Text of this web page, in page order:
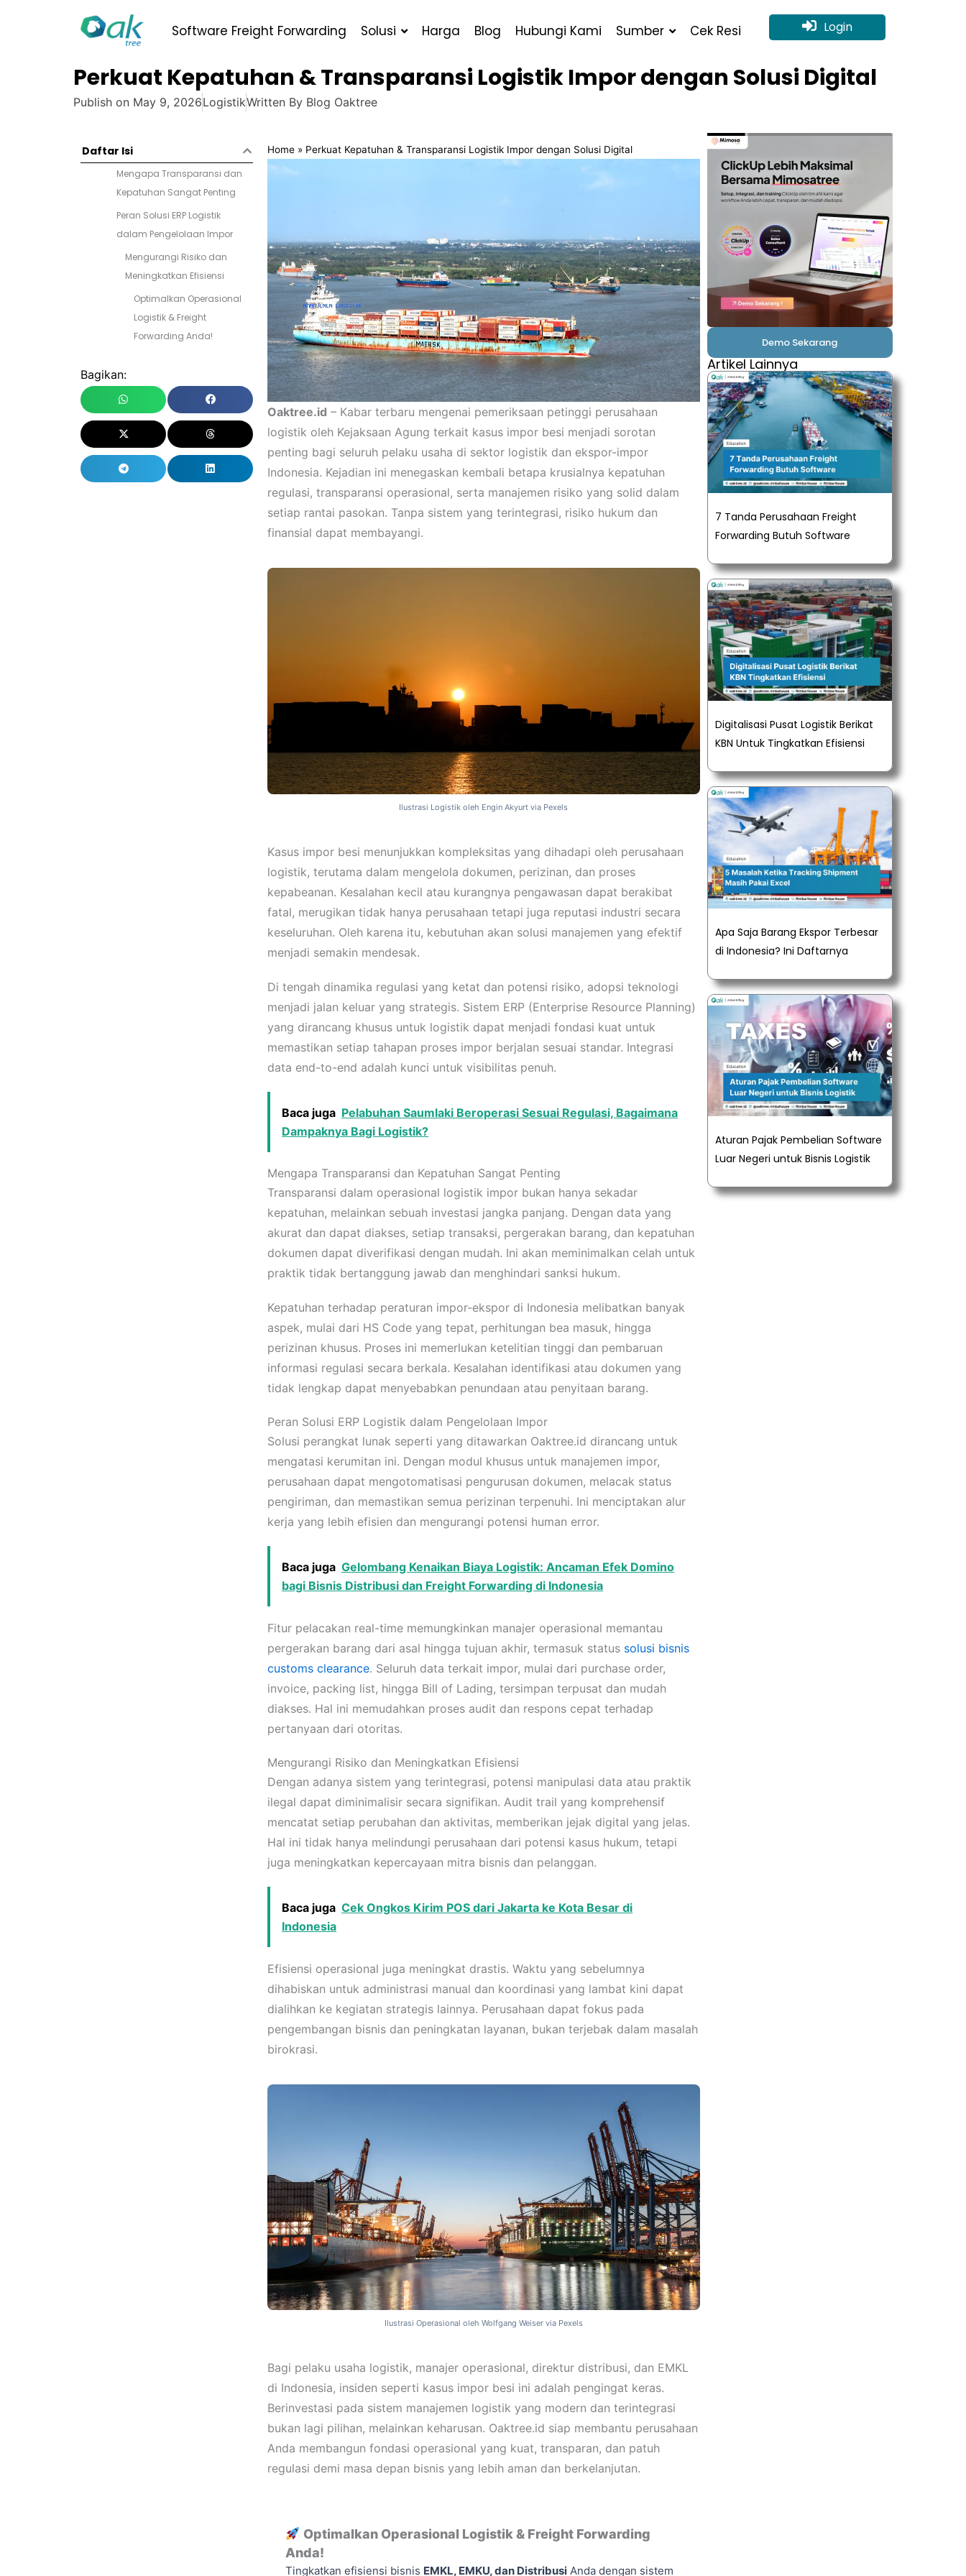
Software Freight Forwarding Solusi Harga Blog Hubungi Kami Sumber Cek Resi Login
Perkuat Kepatuhan & Transparansi Logistik Impor dengan Solusi Digital
Publish on May 9, 2026LogistikWritten By Blog Oaktree
Daftar Isi
Mengapa Transparansi dan
Kepatuhan Sangat Penting
Peran Solusi ERP Logistik
dalam Pengelolaan Impor
Mengurangi Risiko dan
Meningkatkan Efisiensi
Optimalkan Operasional
Logistik & Freight
Forwarding Anda!
Bagikan:
Home » Perkuat Kepatuhan & Transparansi Logistik Impor dengan Solusi Digital
Oaktree.id – Kabar terbaru mengenai pemeriksaan petinggi perusahaan
logistik oleh Kejaksaan Agung terkait kasus impor besi menjadi sorotan
penting bagi seluruh pelaku usaha di sektor logistik dan ekspor-impor
Indonesia. Kejadian ini menegaskan kembali betapa krusialnya kepatuhan
regulasi, transparansi operasional, serta manajemen risiko yang solid dalam
setiap rantai pasokan. Tanpa sistem yang terintegrasi, risiko hukum dan
finansial dapat membayangi.
Ilustrasi Logistik oleh Engin Akyurt via Pexels
Kasus impor besi menunjukkan kompleksitas yang dihadapi oleh perusahaan
logistik, terutama dalam mengelola dokumen, perizinan, dan proses
kepabeanan. Kesalahan kecil atau kurangnya pengawasan dapat berakibat
fatal, merugikan tidak hanya perusahaan tetapi juga reputasi industri secara
keseluruhan. Oleh karena itu, kebutuhan akan solusi manajemen yang efektif
menjadi semakin mendesak.
Di tengah dinamika regulasi yang ketat dan potensi risiko, adopsi teknologi
menjadi jalan keluar yang strategis. Sistem ERP (Enterprise Resource Planning)
yang dirancang khusus untuk logistik dapat menjadi fondasi kuat untuk
memastikan setiap tahapan proses impor berjalan sesuai standar. Integrasi
data end-to-end adalah kunci untuk visibilitas penuh.
Baca juga Pelabuhan Saumlaki Beroperasi Sesuai Regulasi, Bagaimana
Dampaknya Bagi Logistik?
Mengapa Transparansi dan Kepatuhan Sangat Penting
Transparansi dalam operasional logistik impor bukan hanya sekadar
kepatuhan, melainkan sebuah investasi jangka panjang. Dengan data yang
akurat dan dapat diakses, setiap transaksi, pergerakan barang, dan kepatuhan
dokumen dapat diverifikasi dengan mudah. Ini akan meminimalkan celah untuk
praktik tidak bertanggung jawab dan menghindari sanksi hukum.
Kepatuhan terhadap peraturan impor-ekspor di Indonesia melibatkan banyak
aspek, mulai dari HS Code yang tepat, perhitungan bea masuk, hingga
perizinan khusus. Proses ini memerlukan ketelitian tinggi dan pembaruan
informasi regulasi secara berkala. Kesalahan identifikasi atau dokumen yang
tidak lengkap dapat menyebabkan penundaan atau penyitaan barang.
Peran Solusi ERP Logistik dalam Pengelolaan Impor
Solusi perangkat lunak seperti yang ditawarkan Oaktree.id dirancang untuk
mengatasi kerumitan ini. Dengan modul khusus untuk manajemen impor,
perusahaan dapat mengotomatisasi pengurusan dokumen, melacak status
pengiriman, dan memastikan semua perizinan terpenuhi. Ini menciptakan alur
kerja yang lebih efisien dan mengurangi potensi human error.
Baca juga Gelombang Kenaikan Biaya Logistik: Ancaman Efek Domino
bagi Bisnis Distribusi dan Freight Forwarding di Indonesia
Fitur pelacakan real-time memungkinkan manajer operasional memantau
pergerakan barang dari asal hingga tujuan akhir, termasuk status solusi bisnis
customs clearance. Seluruh data terkait impor, mulai dari purchase order,
invoice, packing list, hingga Bill of Lading, tersimpan terpusat dan mudah
diakses. Hal ini memudahkan proses audit dan respons cepat terhadap
pertanyaan dari otoritas.
Mengurangi Risiko dan Meningkatkan Efisiensi
Dengan adanya sistem yang terintegrasi, potensi manipulasi data atau praktik
ilegal dapat diminimalisir secara signifikan. Audit trail yang komprehensif
mencatat setiap perubahan dan aktivitas, memberikan jejak digital yang jelas.
Hal ini tidak hanya melindungi perusahaan dari potensi kasus hukum, tetapi
juga meningkatkan kepercayaan mitra bisnis dan pelanggan.
Baca juga Cek Ongkos Kirim POS dari Jakarta ke Kota Besar di
Indonesia
Efisiensi operasional juga meningkat drastis. Waktu yang sebelumnya
dihabiskan untuk administrasi manual dan koordinasi yang lambat kini dapat
dialihkan ke kegiatan strategis lainnya. Perusahaan dapat fokus pada
pengembangan bisnis dan peningkatan layanan, bukan terjebak dalam masalah
birokrasi.
Ilustrasi Operasional oleh Wolfgang Weiser via Pexels
Bagi pelaku usaha logistik, manajer operasional, direktur distribusi, dan EMKL
di Indonesia, insiden seperti kasus impor besi ini adalah pengingat keras.
Berinvestasi pada sistem manajemen logistik yang modern dan terintegrasi
bukan lagi pilihan, melainkan keharusan. Oaktree.id siap membantu perusahaan
Anda membangun fondasi operasional yang kuat, transparan, dan patuh
regulasi demi masa depan bisnis yang lebih aman dan berkelanjutan.
Optimalkan Operasional Logistik & Freight Forwarding
Anda!
Tingkatkan efisiensi bisnis EMKL, EMKU, dan Distribusi Anda dengan sistem
Demo Sekarang
Artikel Lainnya
7 Tanda Perusahaan Freight
Forwarding Butuh Software
Digitalisasi Pusat Logistik Berikat
KBN Untuk Tingkatkan Efisiensi
Apa Saja Barang Ekspor Terbesar
di Indonesia? Ini Daftarnya
Aturan Pajak Pembelian Software
Luar Negeri untuk Bisnis Logistik